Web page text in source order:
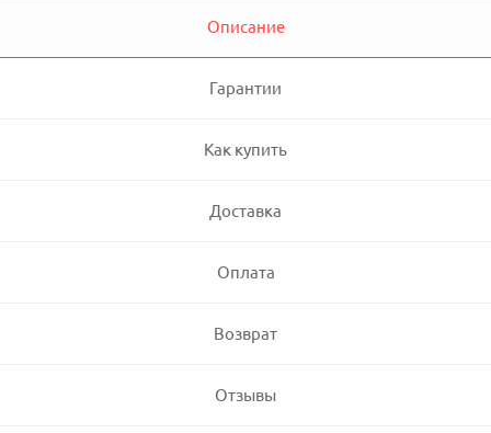
Описание
Гарантии
Как купить
Доставка
Оплата
Возврат
Отзывы